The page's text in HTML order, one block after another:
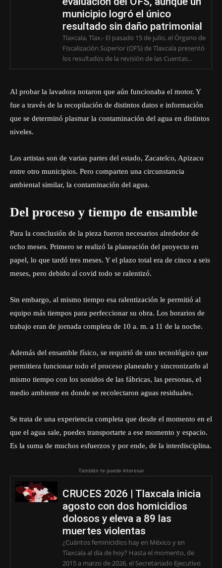
municipio logró el único
resultado sin daño patrimonial
Tlaxcala, Tlax.- El pasado 15 de julio, el Órgano de
Fiscalización Superior (OFS) de Tlaxcala presentó
los resultados de la revisión de las Cuentas...
Al probar la lavadora notaron que aún funcionaba el motor. Y
fue a través de la recopilación de distintos datos e información
que se determinó plasmar la contaminación del agua en distintos
niveles.
Los artistas son de varias partes del estado, Zacatelco, Apizaco
entre otro municipios. Pero comparten una circunstancia
ambiental similar, la contaminación del agua.
Del proceso y tiempo de ensamble
Para la conclusión de la pieza fueron necesarios alrededor de
ocho meses. Primero se realizó la planeación del proyecto en
papel, lo que tardó tres meses. Y el plazo total era de cinco a seis
meses, pero debido al covid todo se ralentizó.
Sin embargo, al mismo tiempo esa ralentización le permitió al
equipo más tiempos para perfeccionar su obra. Los horarios de
trabajo eran de jornada completa de 10 a. m. a 11 de la noche.
Además del ensamble físico, se requirió de uno tecnológico que
permitiera funcionar todo el proceso planeado y sincronizarlo al
mismo tiempo con los sonidos de las fábricas, las personas, el
medio ambiente en donde se recolectaron aguas residuales.
Se trata de una experiencia completa que desde el momento en el
que el agua sale, puedes transportarte a ese momento y espacio.
Es la suma de muchos esfuerzos y por ende, de la interdisciplina.
También te puede interesar
CRUCES 2026 | Tlaxcala inicia
agosto con dos homicidios
dolosos y eleva a 89 las
muertes violentas
¿Cuántos feminicidios hay en México y en
Tlaxcala al día de hoy? Hasta el momento, de
2015 a marzo de 2026, el Secretariado Ejecutivo